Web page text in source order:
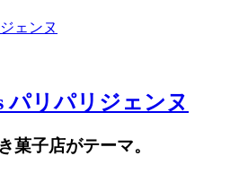
ェンヌ
パリパリジェンヌ
菓子店がテーマ。